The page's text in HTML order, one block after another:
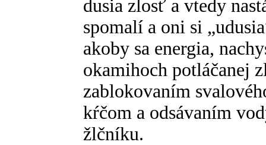
dusia zlosť a vtedy
spomalí a oni si
akoby sa energia,
okamihoch potláčanej
zablokovaním
kŕčom a odsávaním
žlčníku.